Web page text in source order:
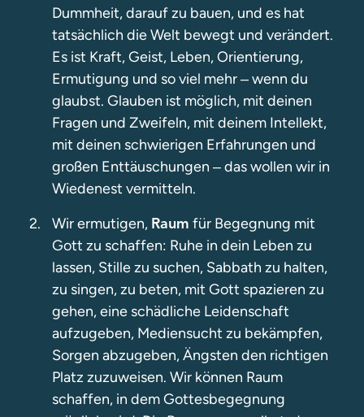
Dummheit, darauf zu bauen, und es hat
tatsächlich die Welt bewegt und verändert.
Es ist Kraft, Geist, Leben, Orientierung,
Ermutigung und so viel mehr – wenn du
glaubst. Glauben ist möglich, mit deinen
Fragen und Zweifeln, mit deinem Intellekt,
mit deinen schwierigen Erfahrungen und
großen Enttäuschungen – das wollen wir in
Wiedenest vermitteln.
Wir ermutigen, Raum für Begegnung mit
Gott zu schaffen: Ruhe in dein Leben zu
lassen, Stille zu suchen, Sabbath zu halten,
zu singen, zu beten, mit Gott spazieren zu
gehen, eine schädliche Leidenschaft
aufzugeben, Mediensucht zu bekämpfen,
Sorgen abzugeben, Ängsten den richtigen
Platz zuzuweisen. Wir können Raum
schaffen, in dem Gottesbegegnung